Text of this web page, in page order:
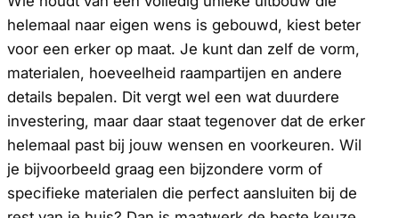
helemaal naar eigen wens is gebouwd, kiest beter
voor een erker op maat. Je kunt dan zelf de vorm,
materialen, hoeveelheid raampartijen en andere
details bepalen. Dit vergt wel een wat duurdere
investering, maar daar staat tegenover dat de erker
helemaal past bij jouw wensen en voorkeuren. Wil
je bijvoorbeeld graag een bijzondere vorm of
specifieke materialen die perfect aansluiten bij de